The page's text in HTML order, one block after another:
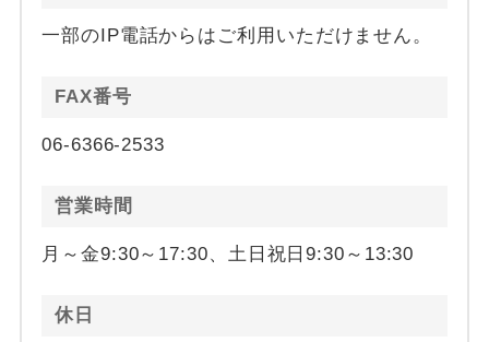
一部のIP電話からはご利用いただけません。
FAX番号
06-6366-2533
営業時間
月～金9:30～17:30、土日祝日9:30～13:30
休日